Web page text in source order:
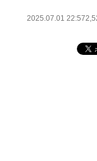
2025.07.01 22:57